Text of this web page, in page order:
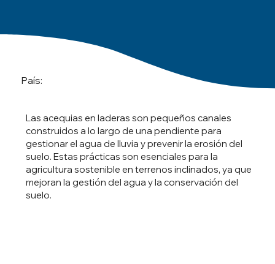
País:
Las acequias en laderas son pequeños canales
construidos a lo largo de una pendiente para
gestionar el agua de lluvia y prevenir la erosión del
suelo. Estas prácticas son esenciales para la
agricultura sostenible en terrenos inclinados, ya que
mejoran la gestión del agua y la conservación del
suelo.